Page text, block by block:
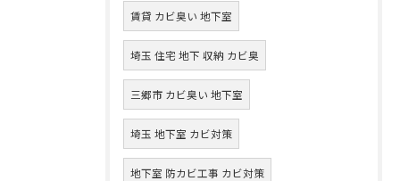
賃貸 カビ臭い 地下室
埼玉 住宅 地下 収納 カビ臭
三郷市 カビ臭い 地下室
埼玉 地下室 カビ対策
地下室 防カビ工事 カビ対策